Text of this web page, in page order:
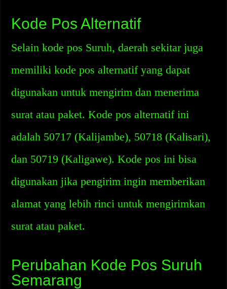
Kode Pos Alternatif
Selain kode pos Suruh, daerah sekitar juga
memiliki kode pos alternatif yang dapat
digunakan untuk mengirim dan menerima
surat atau paket. Kode pos alternatif ini
adalah 50717 (Kalijambe), 50718 (Kalisari),
dan 50719 (Kaligawe). Kode pos ini bisa
digunakan jika pengirim ingin memberikan
alamat yang lebih rinci untuk mengirimkan
surat atau paket.
Perubahan Kode Pos Suruh
Semarang